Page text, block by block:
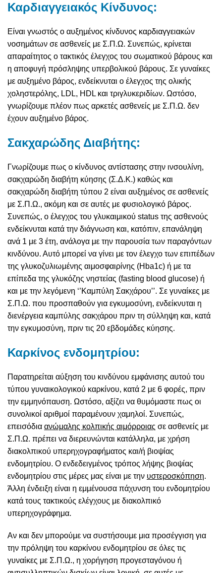
Καρδιαγγειακός Κίνδυνος:
Είναι γνωστός ο αυξημένος κίνδυνος καρδιαγγειακών
νοσημάτων σε ασθενείς με Σ.Π.Ω. Συνεπώς, κρίνεται
απαραίτητος ο τακτικός έλεγχος του σωματικού βάρους και
η αποφυγή πρόσληψης υπερβολικού βάρους. Σε γυναίκες
με αυξημένο βάρος, ενδείκνυται ο έλεγχος της ολικής
χοληστερόλης, LDL, HDL και τριγλυκεριδίων. Ωστόσο,
γνωρίζουμε πλέον πως αρκετές ασθενείς με Σ.Π.Ω. δεν
έχουν αυξημένο βάρος.
Σακχαρώδης Διαβήτης:
Γνωρίζουμε πως ο κίνδυνος αντίστασης στην ινσουλίνη,
σακχαρώδη διαβήτη κύησης (Σ.Δ.Κ.) καθώς και
σακχαρώδη διαβήτη τύπου 2 είναι αυξημένος σε ασθενείς
με Σ.Π.Ω., ακόμη και σε αυτές με φυσιολογικό βάρος.
Συνεπώς, ο έλεγχος του γλυκαιμικού status της ασθενούς
ενδείκνυται κατά την διάγνωση και, κατόπιν, επανάληψη
ανά 1 με 3 έτη, ανάλογα με την παρουσία των παραγόντων
κινδύνου. Αυτό μπορεί να γίνει με τον έλεγχο των επιπέδων
της γλυκοζυλιωμένης αιμοσφαιρίνης (Hba1c) ή με τα
επίπεδα της γλυκόζης νηστείας (fasting blood glucose) ή
και με την λεγόμενη ‘’Καμπύλη Σακχάρου’’. Σε γυναίκες με
Σ.Π.Ω. που προσπαθούν για εγκυμοσύνη, ενδείκνυται η
διενέργεια καμπύλης σακχάρου πριν τη σύλληψη και, κατά
την εγκυμοσύνη, πριν τις 20 εβδομάδες κύησης.
Καρκίνος ενδομητρίου:
Παρατηρείται αύξηση του κινδύνου εμφάνισης αυτού του
τύπου γυναικολογικού καρκίνου, κατά 2 με 6 φορές, πριν
την εμμηνόπαυση. Ωστόσο, αξίζει να θυμόμαστε πως οι
συνολικοί αριθμοί παραμένουν χαμηλοί. Συνεπώς,
επεισόδια ανώμαλης κολπικής αιμόρροιας σε ασθενείς με
Σ.Π.Ω. πρέπει να διερευνώνται κατάλληλα, με χρήση
διακολπικού υπερηχογραφήματος και/ή βιοψίας
ενδομητρίου. Ο ενδεδειγμένος τρόπος λήψης βιοψίας
ενδομητρίου στις μέρες μας είναι με την υστεροσκόπηση.
Άλλη ένδειξη είναι η εμμένουσα πάχυνση του ενδομητρίου
κατά τους τακτικούς ελέγχους με διακολπικό
υπερηχογράφημα.
Αν και δεν μπορούμε να συστήσουμε μια προσέγγιση για
την πρόληψη του καρκίνου ενδομητρίου σε όλες τις
γυναίκες με Σ.Π.Ω., η χορήγηση προγεσταγόνου ή